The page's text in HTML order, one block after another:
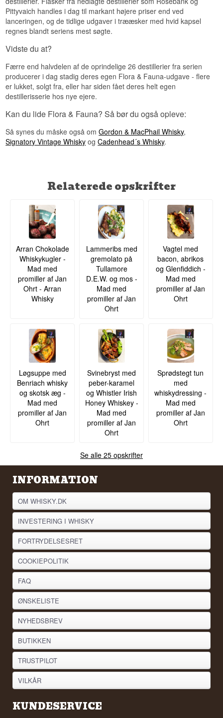
Pittyvaich handles i dag til markant højere priser end ved
lanceringen, og de tidlige udgaver i trææsker med hvid kapsel
regnes blandt seriens mest søgte.
Vidste du at?
Færre end halvdelen af de oprindelige 26 destillerier fra serien
producerer i dag stadig deres egen Flora & Fauna-udgave - flere
er lukket, solgt fra, eller har siden fået deres helt egen
destillerisserie hos nye ejere.
Kan du lide Flora & Fauna? Så bør du også opleve:
Så synes du måske også omGordon & MacPhail Whisky,
Signatory Vintage Whisky ogCadenhead´s Whisky.
Relaterede opskrifter
Arran Chokolade
Whiskykugler -
Mad med
promiller af Jan
Ohrt - Arran
Whisky
Lammeribs med
gremolato på
Tullamore
D.E.W. og mos -
Mad med
promiller af Jan
Ohrt
Vagtel med
bacon, abrikos
og Glenfiddich -
Mad med
promiller af Jan
Ohrt
Løgsuppe med
Benriach whisky
og skotsk æg -
Mad med
promiller af Jan
Ohrt
Svinebryst med
peber-karamel
og Whistler Irish
Honey Whiskey -
Mad med
promiller af Jan
Ohrt
Sprødstegt tun
med
whiskydressing -
Mad med
promiller af Jan
Ohrt
Se alle 25 opskrifter
INFORMATION
OM WHISKY.DK
INVESTERING I WHISKY
FORTRYDELSESRET
COOKIEPOLITIK
FAQ
ØNSKELISTE
NYHEDSBREV
BUTIKKEN
TRUSTPILOT
VILKÅR
KUNDESERVICE